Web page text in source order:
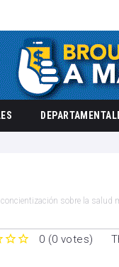
sobre la salud
0 (0 votes)